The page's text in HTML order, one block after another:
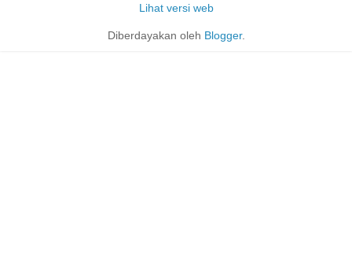
Lihat versi web
Diberdayakan oleh Blogger.